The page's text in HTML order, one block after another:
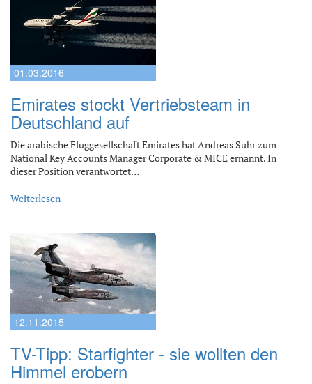
01.03.2016
Emirates stockt Vertriebsteam in
Deutschland auf
Die arabische Fluggesellschaft Emirates hat Andreas Suhr zum
National Key Accounts Manager Corporate & MICE ernannt. In
dieser Position verantwortet…
Weiterlesen
12.11.2015
TV-Tipp: Starfighter - sie wollten den
Himmel erobern